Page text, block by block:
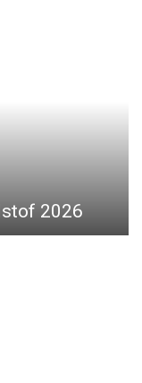
2026